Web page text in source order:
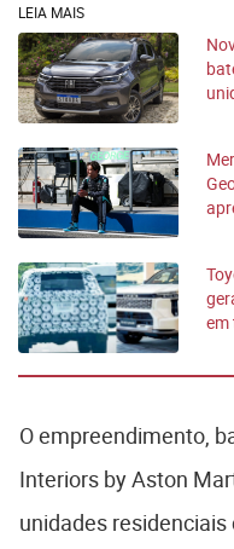
LEIA MAIS
em
O empreendimento,
Interiors by Aston
unidades